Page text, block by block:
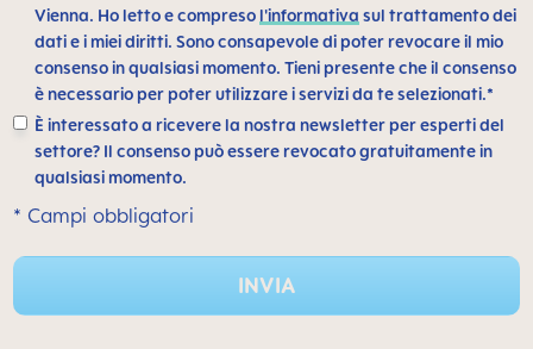
Vienna. Ho letto e compreso l'informativa sul trattamento dei
dati e i miei diritti. Sono consapevole di poter revocare il mio
consenso in qualsiasi momento. Tieni presente che il consenso
è necessario per poter utilizzare i servizi da te selezionati.*
È interessato a ricevere la nostra newsletter per esperti del
settore? Il consenso può essere revocato gratuitamente in
qualsiasi momento.
* Campi obbligatori
INVIA